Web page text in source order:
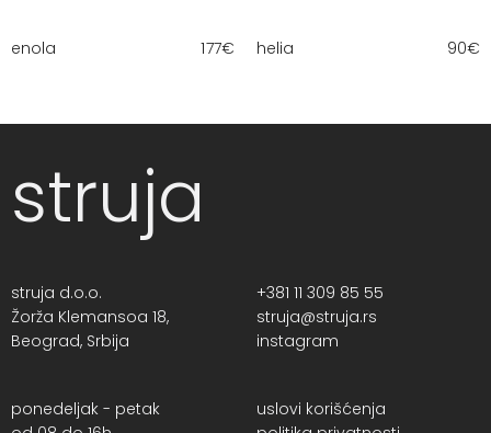
enola 177€ helia 90€
struja
struja d.o.o.
Žorža Klemansoa 18,
Beograd, Srbija
+381 11 309 85 55
struja@struja.rs
instagram
ponedeljak - petak
uslovi korišćenja